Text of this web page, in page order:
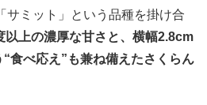
サミット」という品種を掛け合
以上の濃厚な甘さと、横幅2.8cm
食べ応え”も兼ね備えたさくらん